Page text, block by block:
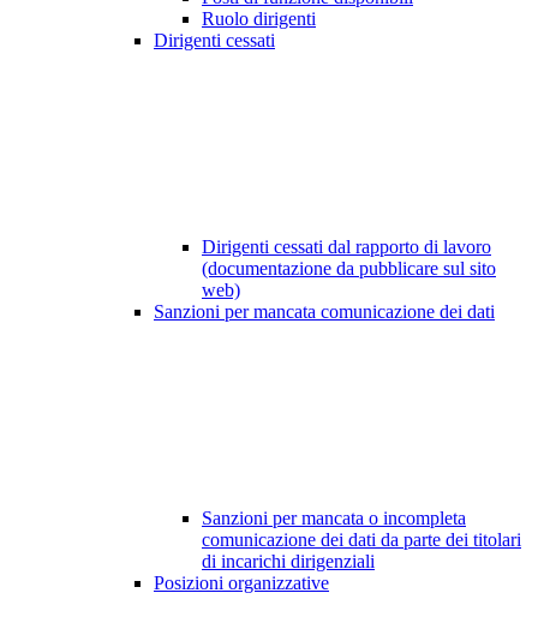
Ruolo dirigenti
Dirigenti cessati
Dirigenti cessati dal rapporto di lavoro
(documentazione da pubblicare sul sito
web)
Sanzioni per mancata comunicazione dei dati
Sanzioni per mancata o incompleta
comunicazione dei dati da parte dei titolari
di incarichi dirigenziali
Posizioni organizzative